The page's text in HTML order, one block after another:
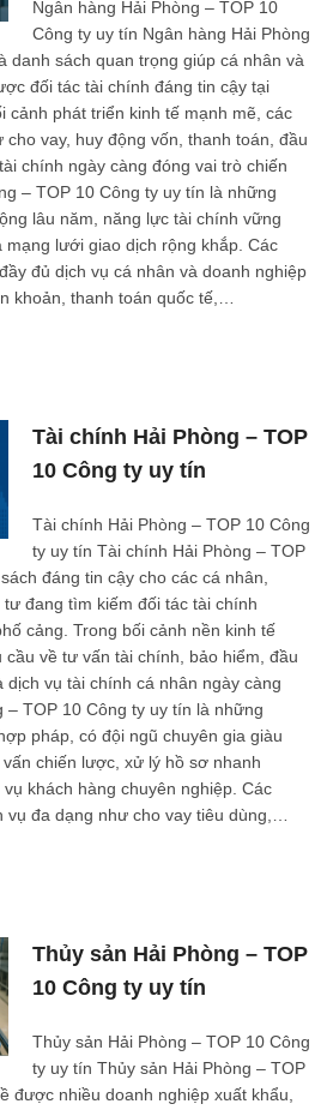
Ngân hàng Hải Phòng – TOP 10
Công ty uy tín Ngân hàng Hải Phòng
danh sách quan trọng giúp cá nhân và
đối tác tài chính đáng tin cậy tại
cảnh phát triển kinh tế mạnh mẽ, các
vay, huy động vốn, thanh toán, đầu
chính ngày càng đóng vai trò chiến
– TOP 10 Công ty uy tín là những
lâu năm, năng lực tài chính vững
mạng lưới giao dịch rộng khắp. Các
đủ dịch vụ cá nhân và doanh nghiệp
khoản, thanh toán quốc tế,…
Tài chính Hải Phòng – TOP
10 Công ty uy tín
Tài chính Hải Phòng – TOP 10 Công
ty uy tín Tài chính Hải Phòng – TOP
đáng tin cậy cho các cá nhân,
đang tìm kiếm đối tác tài chính
cảng. Trong bối cảnh nền kinh tế
cầu về tư vấn tài chính, bảo hiểm, đầu
vụ tài chính cá nhân ngày càng
– TOP 10 Công ty uy tín là những
pháp, có đội ngũ chuyên gia giàu
chiến lược, xử lý hồ sơ nhanh
khách hàng chuyên nghiệp. Các
vụ đa dạng như cho vay tiêu dùng,…
Thủy sản Hải Phòng – TOP
10 Công ty uy tín
Thủy sản Hải Phòng – TOP 10 Công
ty uy tín Thủy sản Hải Phòng – TOP
được nhiều doanh nghiệp xuất khẩu,